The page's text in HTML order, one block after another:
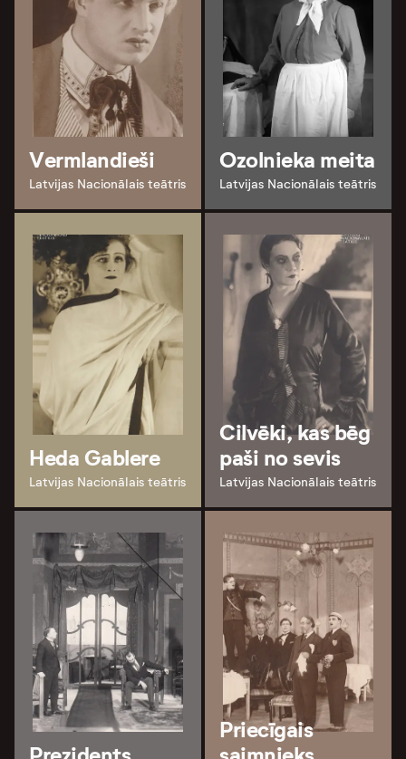
Vermlandieši
Latvijas Nacionālais teātris
Ozolnieka meita
Latvijas Nacionālais teātris
Heda Gablere
Latvijas Nacionālais teātris
Cilvēki, kas bēg
paši no sevis
Latvijas Nacionālais teātris
Priecīgais